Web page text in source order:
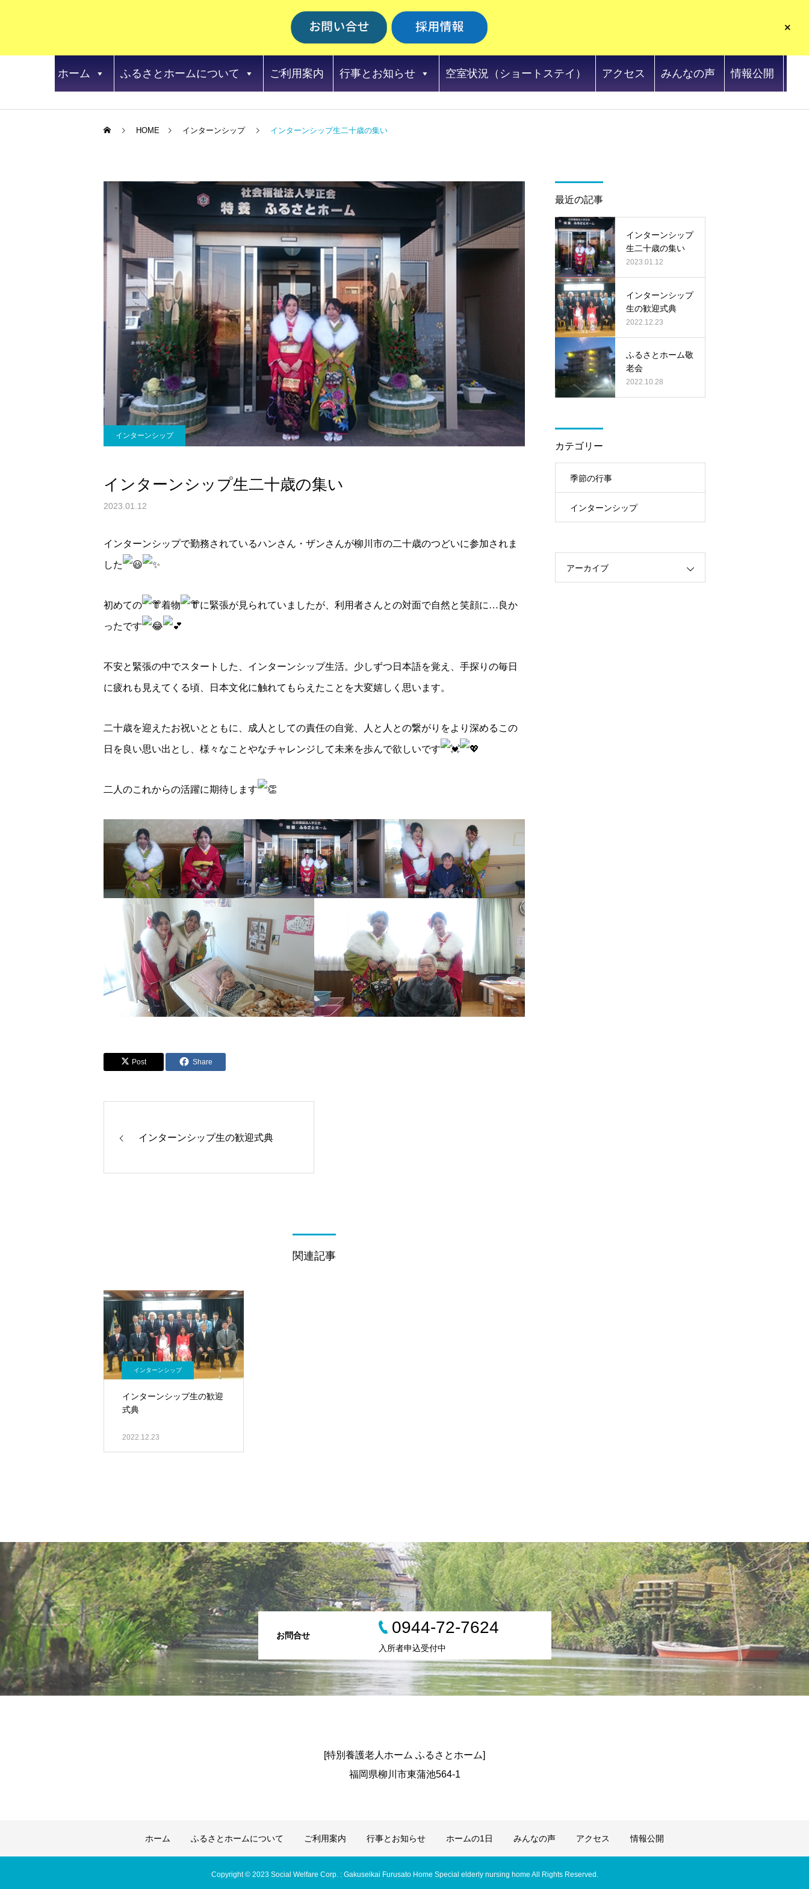
ホーム ふるさとホームについて ご利用案内 行事とお知らせ 空室状況（ショートステイ） アクセス みんなの声 情報公開
HOME インターンシップ インターンシップ生二十歳の集い
インターンシップ
インターンシップ生二十歳の集い
2023.01.12
インターンシップで勤務されているハンさん・ザンさんが柳川市の二十歳のつどいに参加されま
した
初めての 着物 に緊張が見られていましたが、利用者さんとの対面で自然と笑顔に…良か
ったです
不安と緊張の中でスタートした、インターンシップ生活。少しずつ日本語を覚え、手探りの毎日
に疲れも見えてくる頃、日本文化に触れてもらえたことを大変嬉しく思います。
二十歳を迎えたお祝いとともに、成人としての責任の自覚、人と人との繋がりをより深めるこの
日を良い思い出とし、様々なことやなチャレンジして未来を歩んで欲しいです
二人のこれからの活躍に期待します
Post Share
インターンシップ生の歓迎式典
関連記事
インターンシップ
インターンシップ生の歓迎
式典
2022.12.23
最近の記事
インターンシップ
生二十歳の集い
2023.01.12
インターンシップ
生の歓迎式典
2022.12.23
ふるさとホーム敬
老会
2022.10.28
カテゴリー
季節の行事
インターンシップ
アーカイブ
お問合せ 0944-72-7624
入所者申込受付中
[特別養護老人ホーム ふるさとホーム]
福岡県柳川市東蒲池564-1
ホーム ふるさとホームについて ご利用案内 行事とお知らせ ホームの1日 みんなの声 アクセス 情報公開
Copyright © 2023 Social Welfare Corp. : Gakuseikai Furusato Home Special elderly nursing home All Rights Reserved.